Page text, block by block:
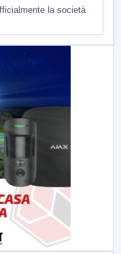
la società